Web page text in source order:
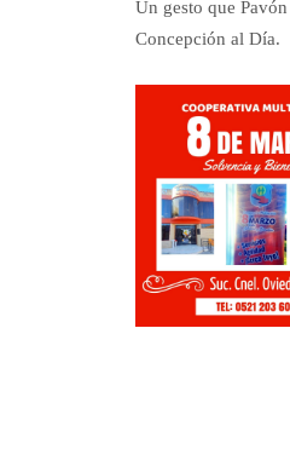
Un gesto que
Concepción al Día.